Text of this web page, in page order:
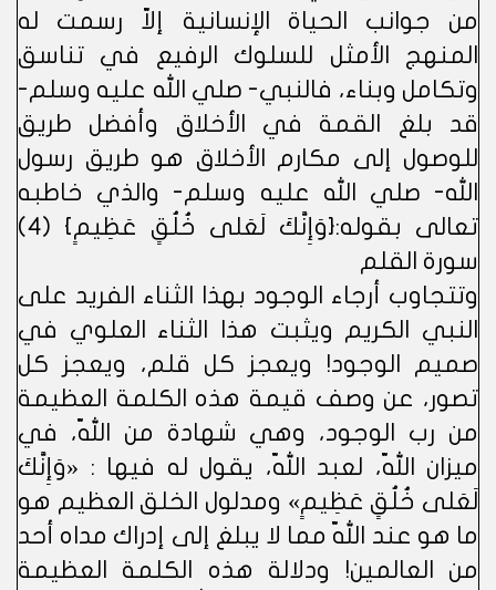
من جوانب الحياة الإنسانية إلاّ رسمت له
المنهج الأمثل للسلوك الرفيع في تناسق
وتكامل وبناء، فالنبي- صلي الله عليه وسلم-
قد بلغ القمة في الأخلاق وأفضل طريق
للوصول إلى مكارم الأخلاق هو طريق رسول
الله- صلي الله عليه وسلم- والذي خاطبه
تعالى بقوله:{وَإِنَّكَ لَعَلى خُلُقٍ عَظِيمٍ} (4)
سورة القلم
وتتجاوب أرجاء الوجود بهذا الثناء الفريد على
النبي الكريم ويثبت هذا الثناء العلوي في
صميم الوجود! ويعجز كل قلم، ويعجز كل
تصور، عن وصف قيمة هذه الكلمة العظيمة
من رب الوجود، وهي شهادة من اللّه، في
ميزان اللّه، لعبد اللّه، يقول له فيها : «وَإِنَّكَ
لَعَلى خُلُقٍ عَظِيمٍ» ومدلول الخلق العظيم هو
ما هو عند اللّه مما لا يبلغ إلى إدراك مداه أحد
من العالمين! ودلالة هذه الكلمة العظيمة